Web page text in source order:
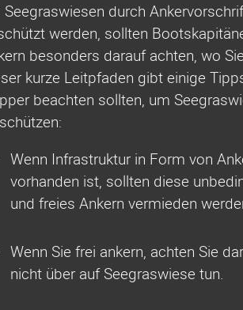
Seegraswiesen durch
werden, sollten
besonders darauf achten, wo
kurze Leitpfaden gibt einige
beachten sollten, um
Wenn Infrastruktur in Form von
vorhanden ist, sollten diese
und freies Ankern vermieden
Wenn Sie frei ankern, achten Sie
nicht über auf Seegraswiese tun.